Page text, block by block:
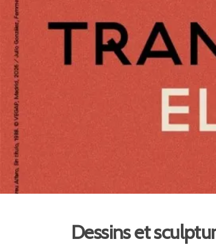
Dessins et